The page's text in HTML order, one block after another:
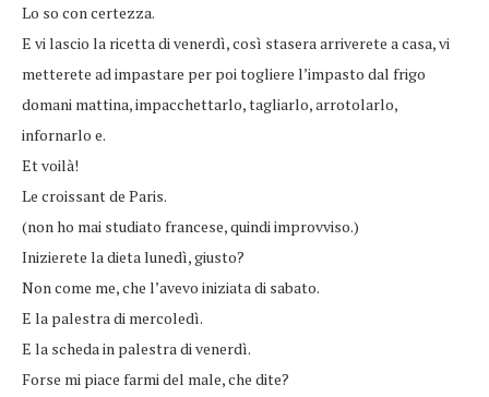
Lo so con certezza.
E vi lascio la ricetta di venerdì, così stasera arriverete a casa, vi
metterete ad impastare per poi togliere l’impasto dal frigo
domani mattina, impacchettarlo, tagliarlo, arrotolarlo,
infornarlo e.
Et voilà!
Le croissant de Paris.
(non ho mai studiato francese, quindi improvviso.)
Inizierete la dieta lunedì, giusto?
Non come me, che l’avevo iniziata di sabato.
E la palestra di mercoledì.
E la scheda in palestra di venerdì.
Forse mi piace farmi del male, che dite?